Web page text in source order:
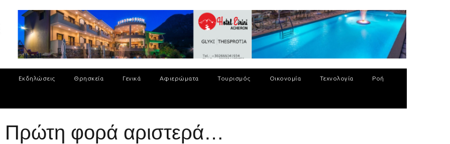
Εκδηλώσεις Θρησκεία Γενικά Αφιερώματα Τουρισμός Οικονομία Τεχνολογία Ροή
Πρώτη φορά αριστερά…